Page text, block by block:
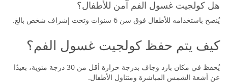
هل كولجيت غسول الفم آمن للأطفال؟
يُنصح باستخدامه للأطفال فوق سن 6 سنوات وتحت إشراف شخص بالغ.
كيف يتم حفظ كولجيت غسول الفم؟
يُحفظ في مكان بارد وجاف بدرجة حرارة أقل من 30 درجة مئوية، بعيدًا
عن أشعة الشمس المباشرة ومتناول الأطفال.